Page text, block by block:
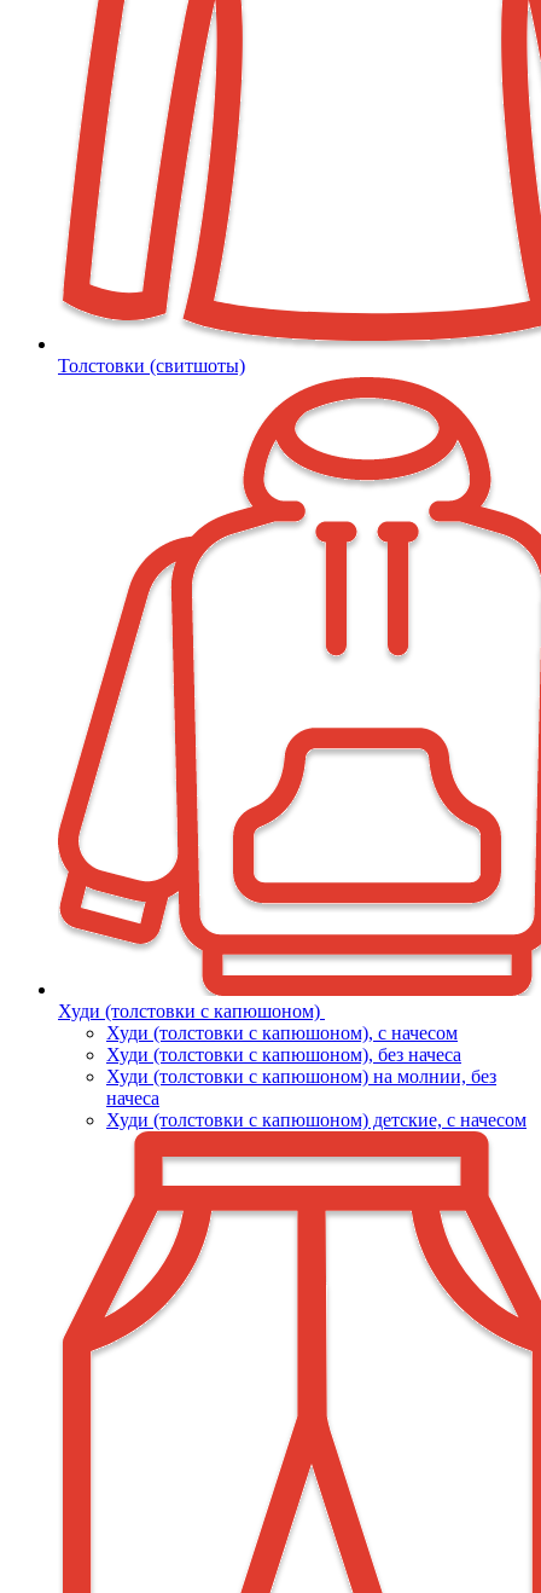
Толстовки (свитшоты)
Худи (толстовки с капюшоном)
Худи (толстовки c капюшоном), с начесом
Худи (толстовки c капюшоном), без начеса
Худи (толстовки с капюшоном) на молнии, без
начеса
Худи (толстовки c капюшоном) детские, с начесом